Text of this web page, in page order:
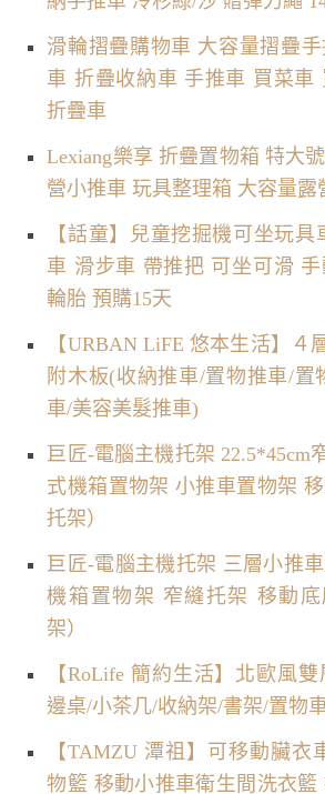
滑輪摺疊購物車 大容量摺疊
車 折疊收納車 手推車 買菜車
折疊車
Lexiang樂享 折疊置物箱 特大
營小推車 玩具整理箱 大容量露
【話童】兒童挖掘機可坐玩
車 滑步車 帶推把 可坐可滑
輪胎 預購15天
【URBAN LiFE 悠本生活】４
附木板(收納推車/置物推車/置
車/美容美髮推車)
巨匠-電腦主機托架 22.5*45cm
式機箱置物架 小推車置物架
托架）
巨匠-電腦主機托架 三層小推
機箱置物架 窄縫托架 移動
架）
【RoLife 簡約生活】北歐風
邊桌/小茶几/收納架/書架/置物
【TAMZU 潭祖】可移動臟衣
物籃 移動小推車衛生間洗衣